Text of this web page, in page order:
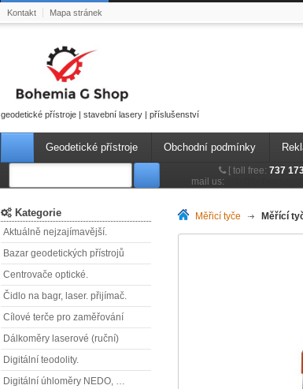
Kontakt Mapa stránek
geodetické přístroje | stavební lasery | příslušenství
Geodetické přístroje Obchodní podmínky
[toll free: 737
mail us:
Kategorie
Aktuálně nejzajímavější.
Bazar geodetických přístrojů
Centrovače optické.
Čidlo na bagr, laser. přijímač.
Cílové terče pro zaměřování
Dálkoměry laserové (ruční)
Digitální teodolity.
Digitální úhloměry NEDO, NESTLE (elektronické úhloměry)
Měřicí tyče >Měřící